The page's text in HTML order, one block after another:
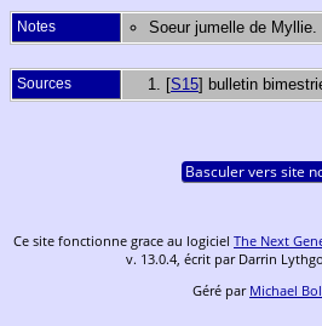
Notes Soeur jumelle de Myllie.
Sources [S15] bulletin
Basculer vers site
Ce site fonctionne grace au logiciel The Next
v. 13.0.4, écrit par Darrin
Géré par Michael